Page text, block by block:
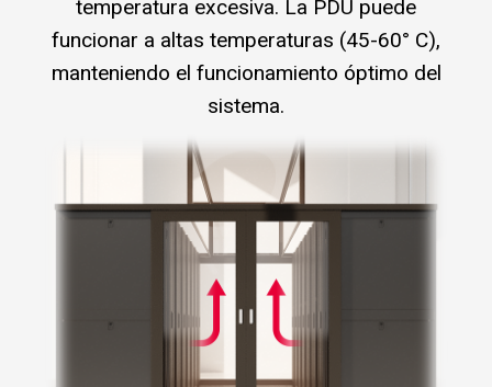
temperatura excesiva. La PDU puede
funcionar a altas temperaturas (45-60° C),
manteniendo el funcionamiento óptimo del
sistema.